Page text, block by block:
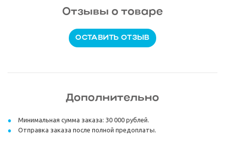
Отзывы о товаре
ОСТАВИТЬ ОТЗЫВ
Дополнительно
Минимальная сумма заказа: 30 000 рублей.
Отправка заказа после полной предоплаты.